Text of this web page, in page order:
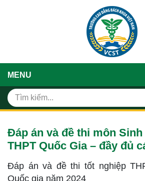
MENU
Đáp án và đề thi môn
THPT Quốc Gia – đầy đủ
Đáp án và đề thi tốt nghiệp
Quốc gia năm 2024